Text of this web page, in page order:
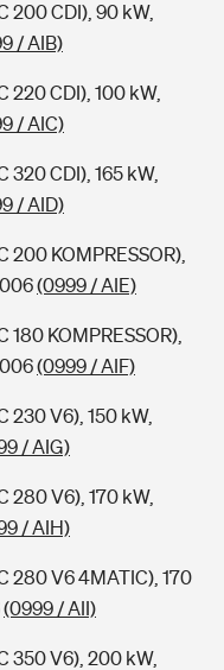
200 CDI), 90 kW,
/ AIB)
220 CDI), 100 kW,
/ AIC)
CDI), 165 kW,
/ AID)
KOMPRESSOR),
(0999 / AIE)
KOMPRESSOR),
(0999 / AIF)
230 V6), 150 kW,
/ AIG)
280 V6), 170 kW,
/ AIH)
280 V6 4MATIC), 170
(0999 / AII)
350 V6), 200 kW,